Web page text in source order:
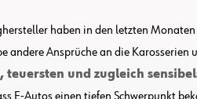
haben in den letzten
andere Ansprüche an die
teuersten und zugleich
E-Autos einen tiefen Schwerpunkt